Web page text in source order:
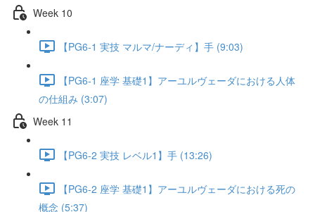
Week 10
【PG6-1 実技 マルマ/ナーディ】手 (9:03)
【PG6-1 座学 基礎1】アーユルヴェーダにおける人体
の仕組み (3:07)
Week 11
【PG6-2 実技 レベル1】手 (13:26)
【PG6-2 座学 基礎1】アーユルヴェーダにおける死の
概念 (5:37)